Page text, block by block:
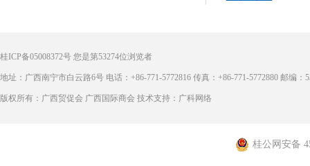
桂ICP备05008372号 您是第53274位浏览者
地址：广西南宁市白云路6号 电话：+86-771-5772816 传真：+86-771-5772880 邮编：
版权所有：广西贸促会 广西国际商会 技术支持：广科网络
桂公网安备